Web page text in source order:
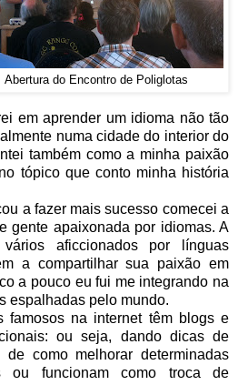
Abertura do Encontro de Poliglotas
em aprender um idioma não tão
numa cidade do interior do
também como a minha paixão
tópico que conto minha história
a fazer mais sucesso comecei a
gente apaixonada por idiomas. A
aficcionados por línguas
a compartilhar sua paixão em
a pouco eu fui me integrando na
espalhadas pelo mundo.
famosos na internet têm blogs e
ou seja, dando dicas de
como melhorar determinadas
ou funcionam como troca de